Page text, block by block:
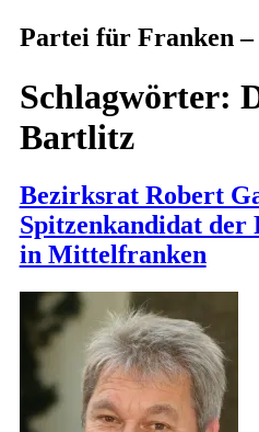
Partei für Franken
Schlagwörter:
Bartlitz
Bezirksrat Robert
Spitzenkandidat
in Mittelfranken